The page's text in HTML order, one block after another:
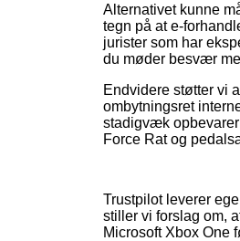
Alternativet kunne
tegn på at e-
jurister som har
du møder besvær
Endvidere støtter vi
ombytningsret
stadigvæk
Force Rat og
Trustpilot leverer
stiller vi forslag om,
Microsoft Xbox One